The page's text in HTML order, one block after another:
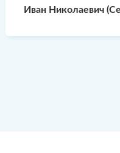
Иван Николаевич